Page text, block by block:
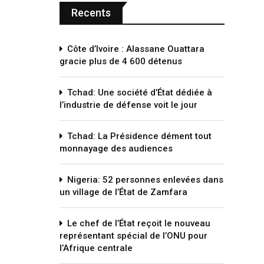
Recents
Côte d’Ivoire : Alassane Ouattara
gracie plus de 4 600 détenus
Tchad: Une société d’État dédiée à
l’industrie de défense voit le jour
Tchad: La Présidence dément tout
monnayage des audiences
Nigeria: 52 personnes enlevées dans
un village de l’État de Zamfara
Le chef de l’État reçoit le nouveau
représentant spécial de l’ONU pour
l’Afrique centrale